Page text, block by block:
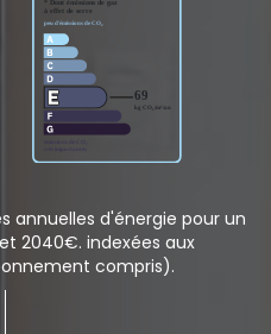
annuelles d'énergie pour un
2040€. indexées aux
compris).